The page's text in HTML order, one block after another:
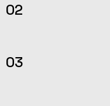
02
03